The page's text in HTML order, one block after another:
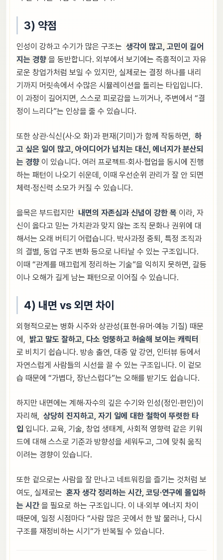
3) 약점
인성이 강하고 수기가 많은 구조는 생각이 많고, 고민이 길어
지는 경향 을 동반합니다. 외부에서 보기에는 즉흥적이고 자유
로운 창업가처럼 보일 수 있지만, 실제로는 결정 하나를 내리
기까지 머릿속에서 수많은 시뮬레이션을 돌리는 타입입니다.
이 과정이 길어지면, 스스로 피로감을 느끼거나, 주변에서 “결
정이 느리다”는 인상을 줄 수 있습니다.
또한 상관·식신(사·오 화)과 편재(기미)가 함께 작동하면, 하
고 싶은 일이 많고, 아이디어가 넘치는 대신, 에너지가 분산되
는 경향 이 있습니다. 여러 프로젝트·회사·협업을 동시에 진행
하는 패턴이 나오기 쉬운데, 이때 우선순위 관리가 잘 안 되면
체력·정신력 소모가 커질 수 있습니다.
을목은 부드럽지만 내면의 자존심과 신념이 강한 목 이라, 자
신이 옳다고 믿는 가치관과 맞지 않는 조직 문화나 권위에 대
해서는 오래 버티기 어렵습니다. 박사과정 중퇴, 특정 조직과
의 결별, 동업 구조 변화 등으로 나타날 수 있는 구조입니다.
이때 “관계를 매끄럽게 정리하는 기술”을 익히지 못하면, 갈등
이나 오해가 길게 남는 패턴으로 이어질 수 있습니다.
4) 내면 vs 외면 차이
외형적으로는 병화 시주와 상관성(표현·유머·예능 기질) 때문
에, 밝고 말도 잘하고, 다소 엉뚱하고 허술해 보이는 캐릭터
로 비치기 쉽습니다. 방송 출연, 대중 앞 강연, 인터뷰 등에서
자연스럽게 사람들의 시선을 끌 수 있는 구조입니다. 이 겉모
습 때문에 “가볍다, 장난스럽다”는 오해를 받기도 쉽습니다.
하지만 내면에는 계해·자수의 깊은 수기와 인성(정인·편인)이
자리해, 상당히 진지하고, 자기 일에 대한 철학이 뚜렷한 타
입 입니다. 교육, 기술, 창업 생태계, 사회적 영향력 같은 키워
드에 대해 스스로 기준과 방향성을 세워두고, 그에 맞춰 움직
이려는 경향이 있습니다.
또한 겉으로는 사람을 잘 만나고 네트워킹을 즐기는 것처럼 보
여도, 실제로는 혼자 생각 정리하는 시간, 코딩·연구에 몰입하
는 시간 을 필요로 하는 구조입니다. 이 내·외부 에너지 차이
때문에, 일정 시점마다 “사람 많은 곳에서 한 발 물러나, 다시
구조를 재정비하는 시기”가 반복될 수 있습니다.